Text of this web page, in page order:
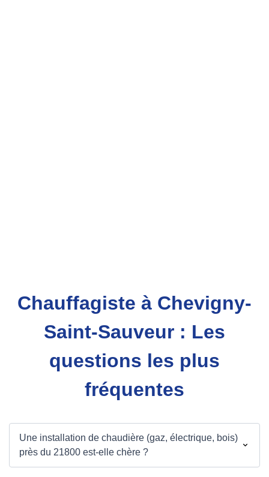
Chauffagiste à Chevigny-
Saint-Sauveur : Les
questions les plus
fréquentes
Une installation de chaudière (gaz, électrique, bois)
près du 21800 est-elle chère ?